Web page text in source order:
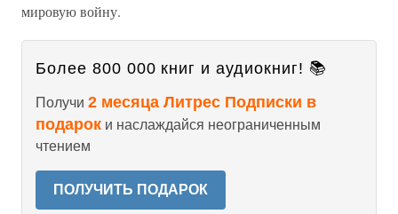
мировую войну.
Более 800 000 книг и аудиокниг! 📚
Получи 2 месяца Литрес Подписки в
подарок и наслаждайся неограниченным
чтением
ПОЛУЧИТЬ ПОДАРОК